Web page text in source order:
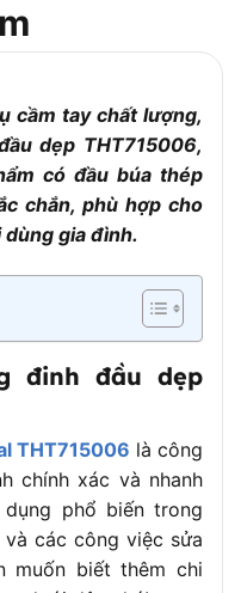
chống trượt
hộp tiêu chuẩn
cầm tay chất lượng,
dẹp THT715006,
có đầu búa thép
chắn, phù hợp cho
gia đình.
đinh đầu dẹp
THT715006 là công
chính xác và nhanh
phổ biến trong
các công việc sửa
muốn biết thêm chi